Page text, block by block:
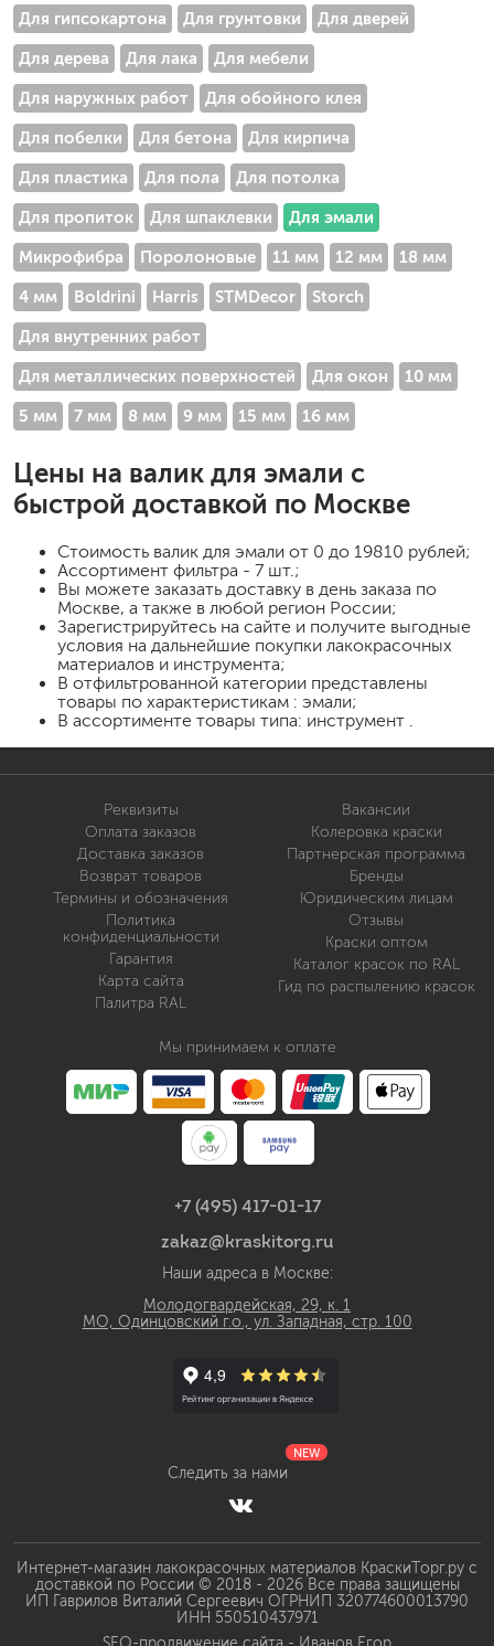
Для гипсокартона Для грунтовки Для дверей
Для дерева Для лака Для мебели
Для наружных работ Для обойного клея
Для побелки Для бетона Для кирпича
Для пластика Для пола Для потолка
Для пропиток Для шпаклевки Для эмали
Микрофибра Поролоновые 11 мм 12 мм 18 мм
4 мм Boldrini Harris STMDecor Storch
Для внутренних работ
Для металлических поверхностей Для окон 10 мм
5 мм 7 мм 8 мм 9 мм 15 мм 16 мм
Цены на валик для эмали с
быстрой доставкой по Москве
Стоимость валик для эмали от 0 до 19810 рублей;
Ассортимент фильтра - 7 шт.;
Вы можете заказать доставку в день заказа по
Москве, а также в любой регион России;
Зарегистрируйтесь на сайте и получите выгодные
условия на дальнейшие покупки лакокрасочных
материалов и инструмента;
В отфильтрованной категории представлены
товары по характеристикам : эмали;
В ассортименте товары типа: инструмент .
Реквизиты
Оплата заказов
Доставка заказов
Возврат товаров
Термины и обозначения
Политика
конфиденциальности
Гарантия
Карта сайта
Палитра RAL
Вакансии
Колеровка краски
Партнерская программа
Бренды
Юридическим лицам
Отзывы
Краски оптом
Каталог красок по RAL
Гид по распылению красок
Мы принимаем к оплате
+7 (495) 417-01-17
zakaz@kraskitorg.ru
Наши адреса в Москве:
Молодогвардейская, 29, к. 1
МО, Одинцовский г.о., ул. Западная, стр. 100
Следить за нами
NEW
Интернет-магазин лакокрасочных материалов КраскиТорг.ру с
доставкой по России © 2018 - 2026 Все права защищены
ИП Гаврилов Виталий Сергеевич ОГРНИП 320774600013790
ИНН 550510437971